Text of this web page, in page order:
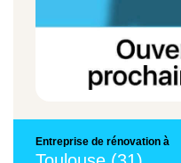
Entreprise de rénovation à